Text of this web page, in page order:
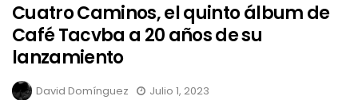
Cuatro Caminos, el quinto álbum de
Café Tacvba a 20 años de su
lanzamiento
David Domínguez Julio 1, 2023